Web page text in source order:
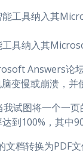
g
具纳入其
Answers论
变慢或崩溃，并
我试图将一个一
到100%，其中
档转换为PDF文